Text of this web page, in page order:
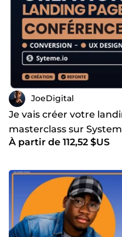
JoeDigital
Je vais créer votre
masterclass sur
À partir de 112,52 $US